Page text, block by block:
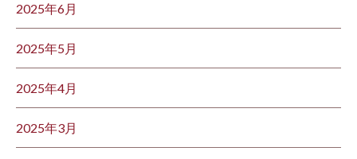
2025年6月
2025年5月
2025年4月
2025年3月